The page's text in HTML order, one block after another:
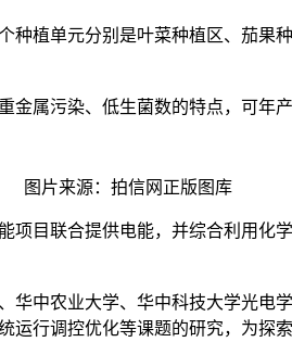
种植单元分别是叶菜种植区、茄
属污染、低生菌数的特点，可年
图片来源：拍信网正版图库
目联合提供电能，并综合利用化
中农业大学、华中科技大学光
行调控优化等课题的研究，为探